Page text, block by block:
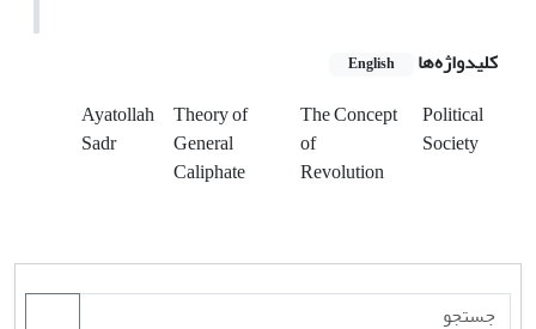
کلیدواژه‌ها English
Ayatollah
Sadr
Theory of
General
Caliphate
The Concept
of
Revolution
Political
Society